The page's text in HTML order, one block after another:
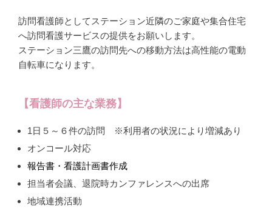
訪問看護師としてステーション近隣のご家庭や集合住宅
へ訪問看護サービスの提供をお願いします。
ステーション三鷹の訪問先への移動方法は高性能の電動
自転車になります。
【看護師の主な業務】
1日５～６件の訪問 ※利用者の状況により増減あり
オンコール対応
報告書・看護計画書作成
担当者会議、退院時カンファレンスへの出席
地域連携活動